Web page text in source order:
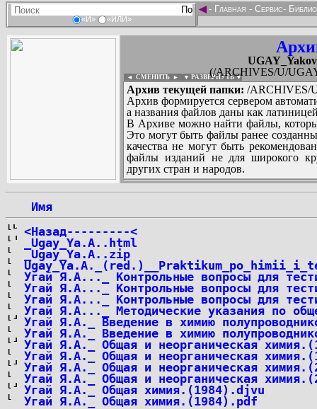
«И» «ИЛИ»
◄- Главная - Сервис-
(/ARCHIVES/U/
◄ СМЕНИТЬ ► ▼ РАЗВЕРНУТЬ ▼
Архив текущей папки: /ARCHIVES/
Архив формируется сервером
а названия файлов даны как
В Архиве можно найти файлы,
Это могут быть файлы ранее
качества не могут быть
файлы изданий не для широкого
других стран и народов.
Имя
<Назад---------<
_Ugay_Ya.A..html
_Ugay_Ya.A..zip
Угай Я.А..._ Контрольные вопросы для
Угай Я.А..._ Контрольные вопросы для
Угай Я.А..._ Контрольные вопросы для
Угай Я.А..._ Методические указания по
Угай Я.А._ Введение в химию
Угай Я.А._ Введение в химию
Угай Я.А._ Общая и неорганическая
Угай Я.А._ Общая и неорганическая
Угай Я.А._ Общая и неорганическая
Угай Я.А._ Общая и неорганическая
Угай Я.А._ Общая химия.(1984).djvu
Угай Я.А._ Общая химия.(1984).pdf